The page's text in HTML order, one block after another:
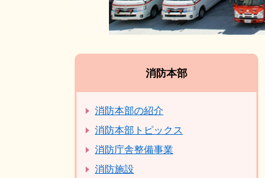
消防本部
消防本部の紹介
消防本部トピックス
消防庁舎整備事業
消防施設